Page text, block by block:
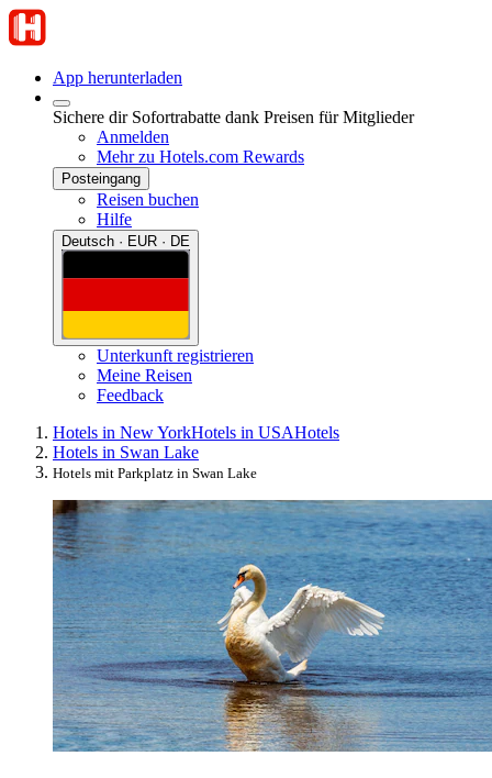
App herunterladen
Sichere dir Sofortrabatte dank Preisen für Mitglieder
Anmelden
Mehr zu Hotels.com Rewards
Posteingang
Reisen buchen
Hilfe
Deutsch · EUR · DE
Unterkunft registrieren
Meine Reisen
Feedback
Hotels in New YorkHotels in USAHotels
Hotels in Swan Lake
Hotels mit Parkplatz in Swan Lake